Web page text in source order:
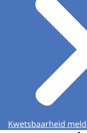
Kwetsbaarheid